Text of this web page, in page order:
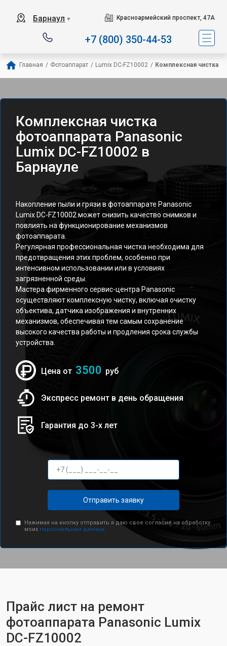
Барнаул ▼ Красноармейский проспект, 47А
+7 (800) 350-44-53
Главная / Фотоаппарат / Lumix DC-FZ10002 / Комплексная чистка
Комплексная чистка
фотоаппарата Panasonic
Lumix DC-FZ10002 в
Барнауле
Накопление пыли и грязи в фотоаппарате Panasonic
Lumix DC-FZ10002 может снизить качество снимков и
повлиять на функционирование механизмов
фотоаппарата.
Регулярная профессиональная чистка необходима для
предотвращения этих проблем, особенно при
интенсивном использовании или в условиях
загрязненной среды.
Мастера фирменного сервис-центра Panasonic
осуществляют комплексную чистку, включая очистку
объектива, датчика изображения и внутренних
механизмов, обеспечивая тем самым сохранение
высокого качества работы и продления срока службы
устройства.
Цена от 3500 руб
Экспресс ремонт в день обращения
Гарантия до 3-х лет
Отправить заявку
Нажимая на кнопку отправить я даю свое согласие на обработку
моих персональных данных.
Прайс лист на ремонт
фотоаппарата Panasonic Lumix
DC-FZ10002